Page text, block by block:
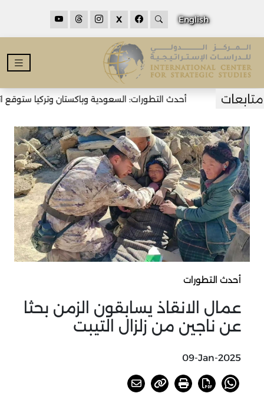
English
X
أحدث التطورات: السعودية وباكستان وتركيا ستوقع
أحدث التطورات
عمال الانقاذ يسابقون الزمن بحثا
عن ناجين من زلزال التيبت
09-Jan-2025